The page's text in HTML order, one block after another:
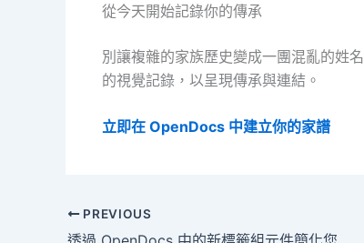
從今天開始記錄你的傳承
別讓複雜的家族歷史變成一團混亂的姓
的視覺記錄，以呈現傳承與連結。
立即在 OpenDocs 中建立你的家譜
PREVIOUS